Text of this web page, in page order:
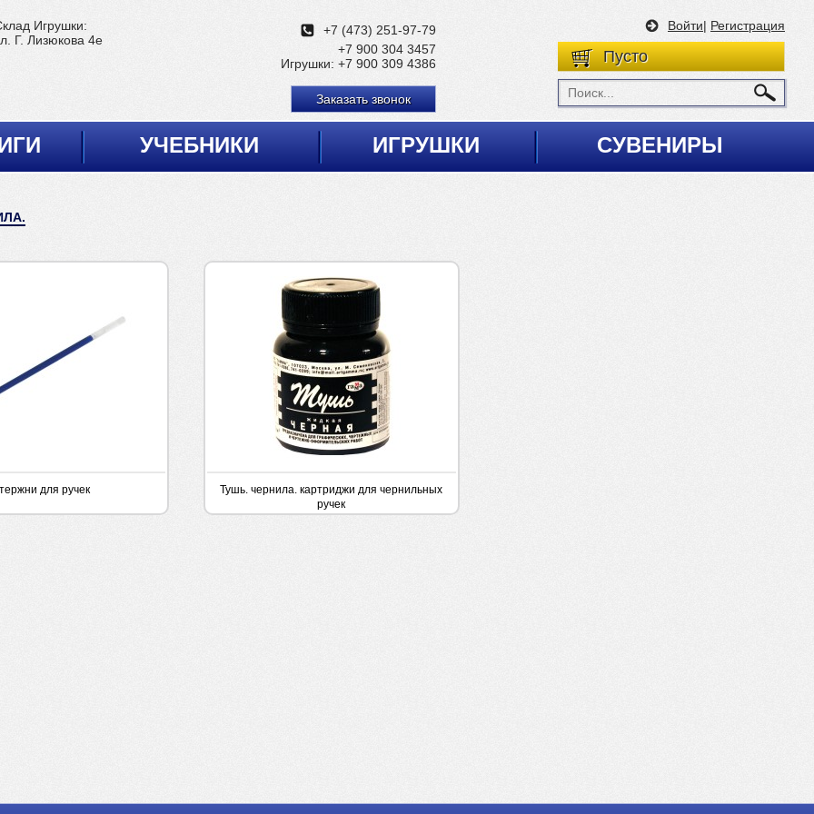
Игрушки:
Г. Лизюкова 4е
+7 (473) 251-97-79
+7 900 304 3457
Игрушки: +7 900 309 4386
Заказать звонок
Войти| Регистрация
Пусто
УЧЕБНИКИ ИГРУШКИ СУВЕНИРЫ
для ручек
Тушь. чернила. картриджи для чернильных
ручек